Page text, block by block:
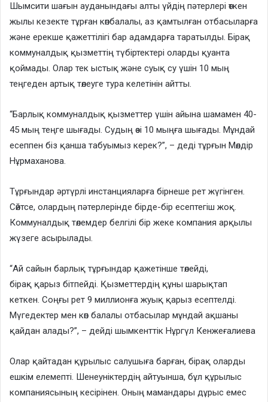
Шымсити шағын ауданындағы алты үйдің пәтерлері өткен
жылы кезекте тұрған көпбалалы, аз қамтылған отбасыларға
және ерекше қажеттілігі бар адамдарға таратылды. Бірақ
коммуналдық қызметтің түбіртектері оларды қуанта
қоймады. Олар тек ыстық және суық су үшін 10 мың
теңгеден артық төлеуге тура келетінін айтты.
“Барлық коммуналдық қызметтер үшін айына шамамен 40-
45 мың теңге шығады. Судың өзі 10 мыңға шығады. Мұндай
есеппен біз қанша табуымыз керек?”, – деді тұрғын Мөлдір
Нұрмаханова.
Тұрғындар әртүрлі инстанцияларға бірнеше рет жүгінген.
Сөйтсе, олардың пәтерлерінде бірде-бір есептегіш жоқ.
Коммуналдық төлемдер белгілі бір жеке компания арқылы
жүзеге асырылады.
“Ай сайын барлық тұрғындар қажетінше төлейді,
бірақ қарыз бітпейді. Қызметтердің құны шарықтап
кеткен. Соңғы рет 9 миллионға жуық қарыз есептелді.
Мүгедектер мен көп балалы отбасылар мұндай ақшаны
қайдан алады?”, – дейді шымкенттік Нұргүл Кенжеғалиева
Олар қайтадан құрылыс салушыға барған, бірақ оларды
ешкім елемепті. Шенеуніктердің айтуынша, бұл құрылыс
компаниясының кесірінен. Оның мамандары дұрыс емес